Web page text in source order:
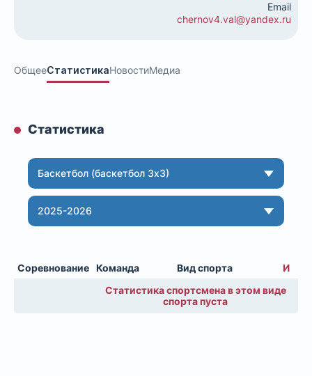
Email
chernov4.val@yandex.ru
ОбщееСтатистикаНовостиМедиа
Статистика
Баскетбол (баскетбол 3х3)
2025-2026
Соревнование Команда Вид спорта
И
Статистика спортсмена в этом виде
спорта пуста